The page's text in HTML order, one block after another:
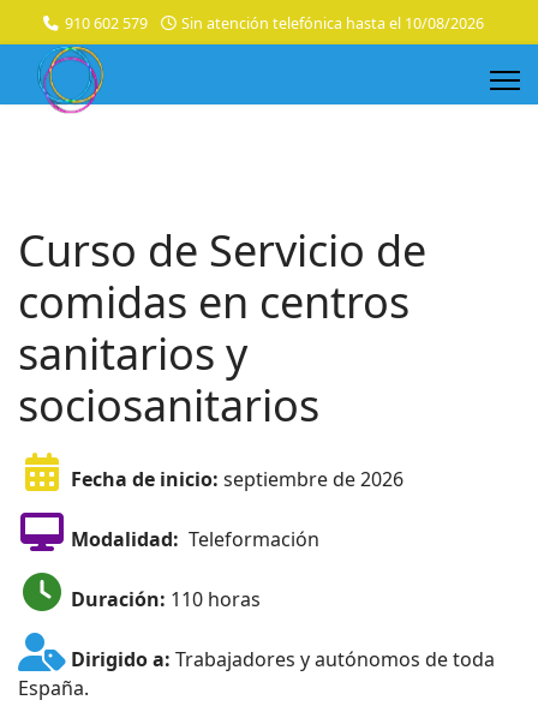
910 602 579 Sin atención telefónica hasta el 10/08/2026
Curso de Servicio de
comidas en centros
sanitarios y
sociosanitarios
Fecha de inicio: septiembre de 2026
Modalidad: Teleformación
Duración: 110 horas
Dirigido a: Trabajadores y autónomos de toda
España.